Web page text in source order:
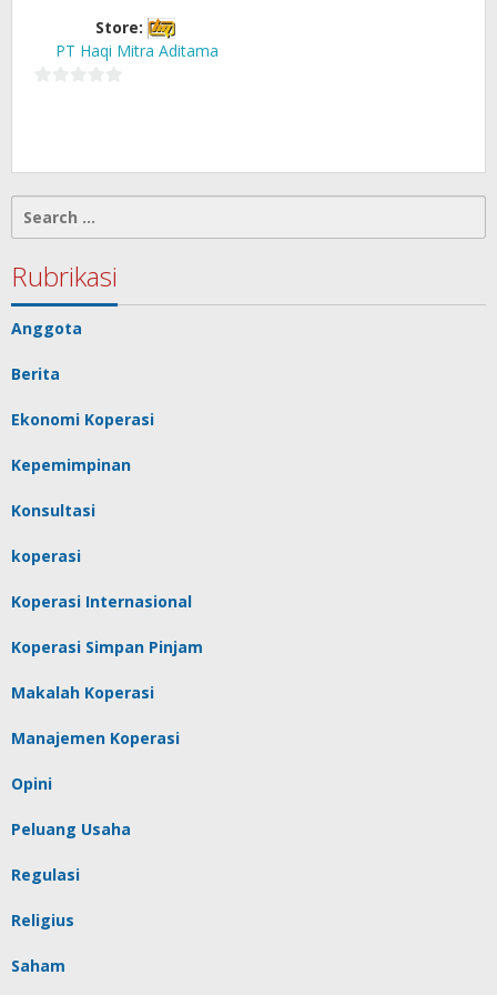
Store:
PT Haqi Mitra Aditama
5
for:
Rubrikasi
Anggota
Berita
Ekonomi Koperasi
Kepemimpinan
Konsultasi
koperasi
Koperasi Internasional
Koperasi Simpan Pinjam
Makalah Koperasi
Manajemen Koperasi
Opini
Peluang Usaha
Regulasi
Religius
Saham